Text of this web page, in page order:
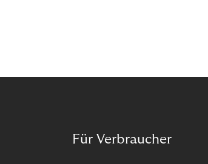
Für Verbraucher